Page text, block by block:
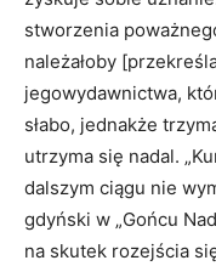
stworzenia
należałoby
jegowydawnictwa,
słabo, jednakże
utrzyma się nadal.
dalszym ciągu nie
gdyński w „Gońcu
na skutek rozejścia